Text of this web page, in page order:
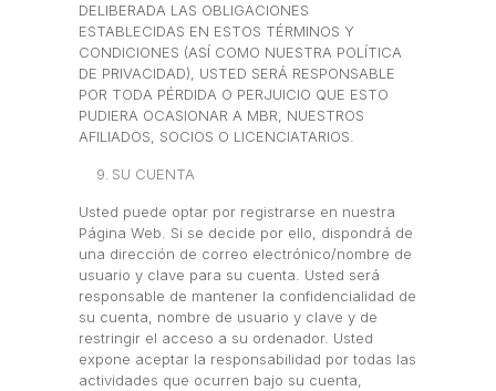
DELIBERADA LAS OBLIGACIONES
ESTABLECIDAS EN ESTOS TÉRMINOS Y
CONDICIONES (ASÍ COMO NUESTRA POLÍTICA
DE PRIVACIDAD), USTED SERÁ RESPONSABLE
POR TODA PÉRDIDA O PERJUICIO QUE ESTO
PUDIERA OCASIONAR A MBR, NUESTROS
AFILIADOS, SOCIOS O LICENCIATARIOS.
SU CUENTA
Usted puede optar por registrarse en nuestra
Página Web. Si se decide por ello, dispondrá de
una dirección de correo electrónico/nombre de
usuario y clave para su cuenta. Usted será
responsable de mantener la confidencialidad de
su cuenta, nombre de usuario y clave y de
restringir el acceso a su ordenador. Usted
expone aceptar la responsabilidad por todas las
actividades que ocurren bajo su cuenta,